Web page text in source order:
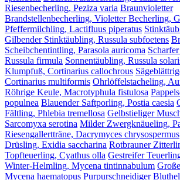
Riesenbecherling, Peziza varia Braunvioletter
Brandstellenbecherling, Violetter Becherling,
Pfeffermilchling, Lactifluus piperatus
Gilbender Stinktäubling, Russula subfoetens
Scheibchentintling, Parasola auricoma
Russula firmula Sonnentäubling, Russula
Klumpfuß, Cortinarius callochrous
Cortinarius multiformis Ohrlöffelstacheling,
Röhrige Keule, Macrotyphula fistulosa
populnea Blauender Saftporling, Postia caesia
Fältling, Phlebia tremellosa Gelbstieliger
Sarcomyxa serotina Milder Zwergknäueling,
Riesengallertträne, Dacrymyces chrysospermus
Drüsling, Exidia saccharina Rotbrauner
Topfteuerling, Cyathus olla Gestreifer
Winter-Helmling, Mycena tintinnabulum
Mycena haematopus Purpurschneidiger